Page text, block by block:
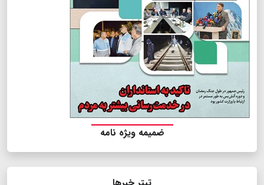
ضمیمه ویژه نامه